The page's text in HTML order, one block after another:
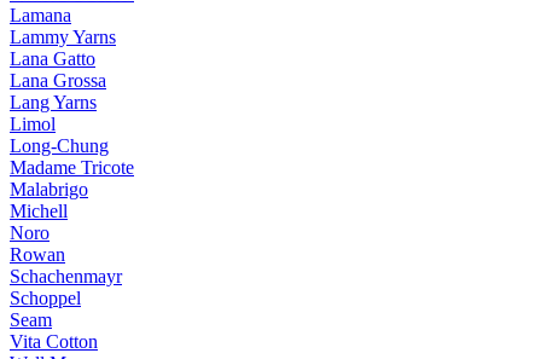
Lamana
Lammy Yarns
Lana Gatto
Lana Grossa
Lang Yarns
Limol
Long-Chung
Madame Tricote
Malabrigo
Michell
Noro
Rowan
Schachenmayr
Schoppel
Seam
Vita Cotton